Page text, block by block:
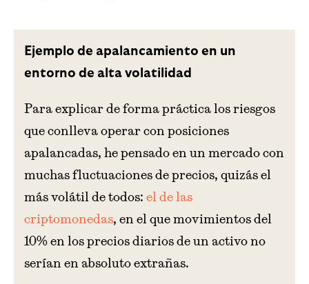
Ejemplo de apalancamiento en un
entorno de alta volatilidad
Para explicar de forma práctica los riesgos
que conlleva operar con posiciones
apalancadas, he pensado en un mercado con
muchas fluctuaciones de precios, quizás el
más volátil de todos: el de las
criptomonedas, en el que movimientos del
10% en los precios diarios de un activo no
serían en absoluto extrañas.